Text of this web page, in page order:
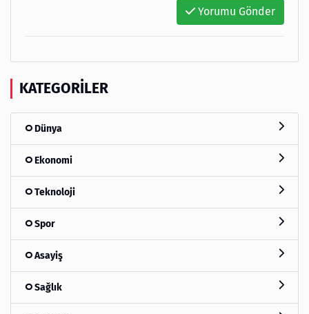
Yorumu Gönder
KATEGORILER
Dünya
Ekonomi
Teknoloji
Spor
Asayiş
Sağlık